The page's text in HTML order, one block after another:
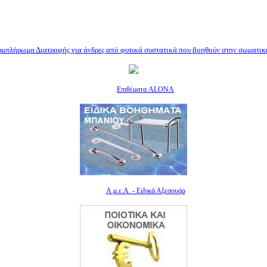
Διατροφής για άνδρες από φυτικά συστατικά που βοηθούν στην
Επιθέματα ALONA
Α.μ.ε.Α. - Ειδικά Αξεσουάρ